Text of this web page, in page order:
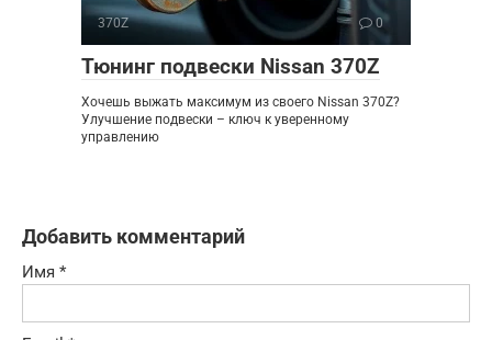
370Z 0
Тюнинг подвески Nissan 370Z
Хочешь выжать максимум из своего Nissan 370Z?
Улучшение подвески – ключ к уверенному
управлению
Добавить комментарий
Имя *